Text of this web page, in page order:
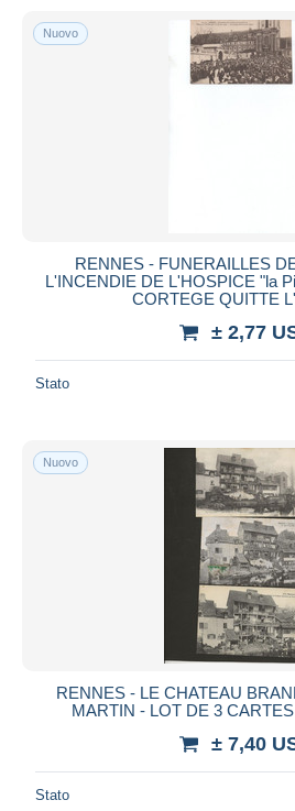
Nuovo
RENNES - FUNERAILLES
L'INCENDIE DE L'HOSPICE "la
CORTEGE QUITTE
± 2,77
Stato
Nuovo
RENNES - LE CHATEAU
MARTIN - LOT DE 3
± 7,40
Stato